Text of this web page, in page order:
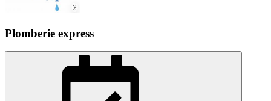
Plomberie express